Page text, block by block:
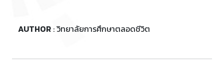
AUTHOR : วิทยาลัยการศึกษาตลอดชีวิต